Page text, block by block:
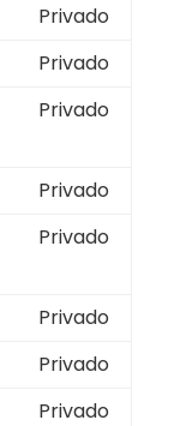
Privado
Privado
Privado
Privado
Privado
Privado
Privado
Privado